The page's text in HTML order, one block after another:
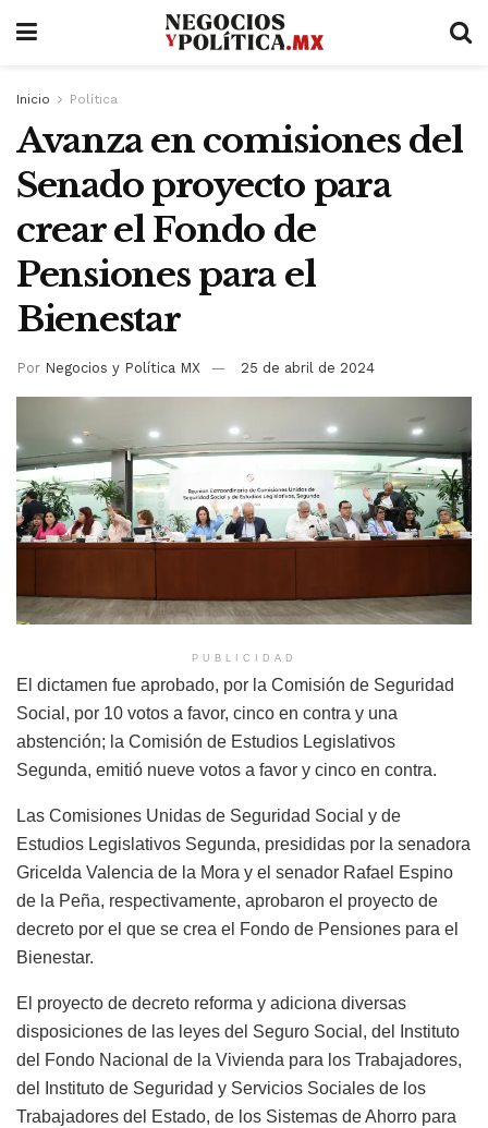
Inicio Política
Avanza en comisiones del
Senado proyecto para
crear el Fondo de
Pensiones para el
Bienestar
Por Negocios y Política MX 25 de abril de 2024
PUBLICIDAD
El dictamen fue aprobado, por la Comisión de Seguridad
Social, por 10 votos a favor, cinco en contra y una
abstención; la Comisión de Estudios Legislativos
Segunda, emitió nueve votos a favor y cinco en contra.
Las Comisiones Unidas de Seguridad Social y de
Estudios Legislativos Segunda, presididas por la senadora
Gricelda Valencia de la Mora y el senador Rafael Espino
de la Peña, respectivamente, aprobaron el proyecto de
decreto por el que se crea el Fondo de Pensiones para el
Bienestar.
El proyecto de decreto reforma y adiciona diversas
disposiciones de las leyes del Seguro Social, del Instituto
del Fondo Nacional de la Vivienda para los Trabajadores,
del Instituto de Seguridad y Servicios Sociales de los
Trabajadores del Estado, de los Sistemas de Ahorro para